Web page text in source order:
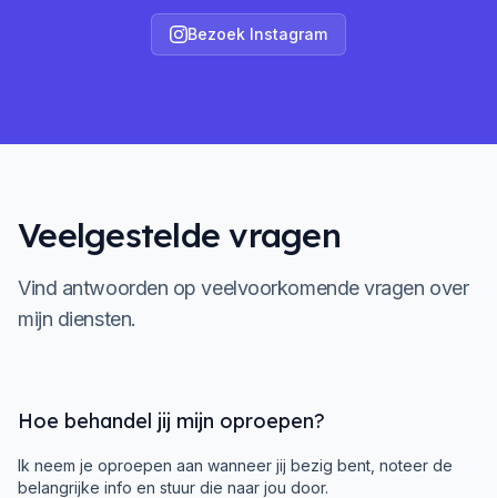
Bezoek Instagram
Veelgestelde vragen
Vind antwoorden op veelvoorkomende vragen over
mijn diensten.
Hoe behandel jij mijn oproepen?
Ik neem je oproepen aan wanneer jij bezig bent, noteer de
belangrijke info en stuur die naar jou door.